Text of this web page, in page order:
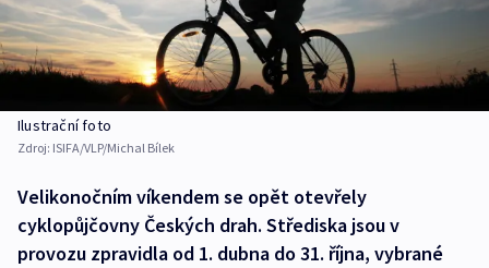
Ilustrační foto
Zdroj: ISIFA/VLP/Michal Bílek
Velikonočním víkendem se opět otevřely
cyklopůjčovny Českých drah. Střediska jsou v
provozu zpravidla od 1. dubna do 31. října, vybrané